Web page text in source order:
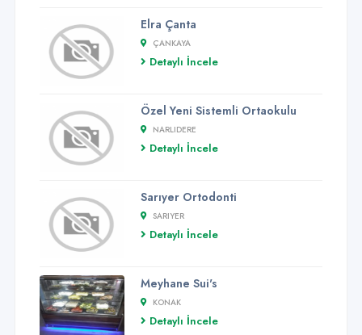
Elra Çanta
ÇANKAYA
Detaylı İncele
Özel Yeni Sistemli Ortaokulu
NARLIDERE
Detaylı İncele
Sarıyer Ortodonti
SARIYER
Detaylı İncele
Meyhane Sui's
KONAK
Detaylı İncele